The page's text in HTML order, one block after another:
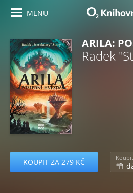
MENU
ARILA:
Radek
KOUPIT ZA 279 KČ